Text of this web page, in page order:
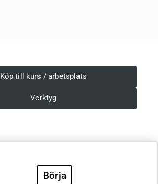
Köp till kurs / arbetsplats
Verktyg
Börja